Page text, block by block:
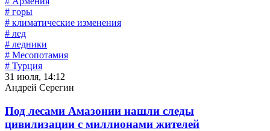
# горы
# климатические изменения
# лед
# ледники
# Месопотамия
# Турция
31 июля, 14:12
Андрей Серегин
Под лесами Амазонии нашли следы
цивилизации с миллионами жителей